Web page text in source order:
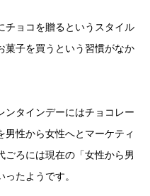
チョコを贈るというスタイル
菓子を買うという習慣がなか
ンタインデーにはチョコレー
男性から女性へとマーケティ
ごろには現在の「女性から男
たようです。